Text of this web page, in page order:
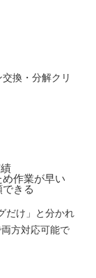
換・分解クリ
作業が早い
きる
だけ」と分かれ
方対応可能で